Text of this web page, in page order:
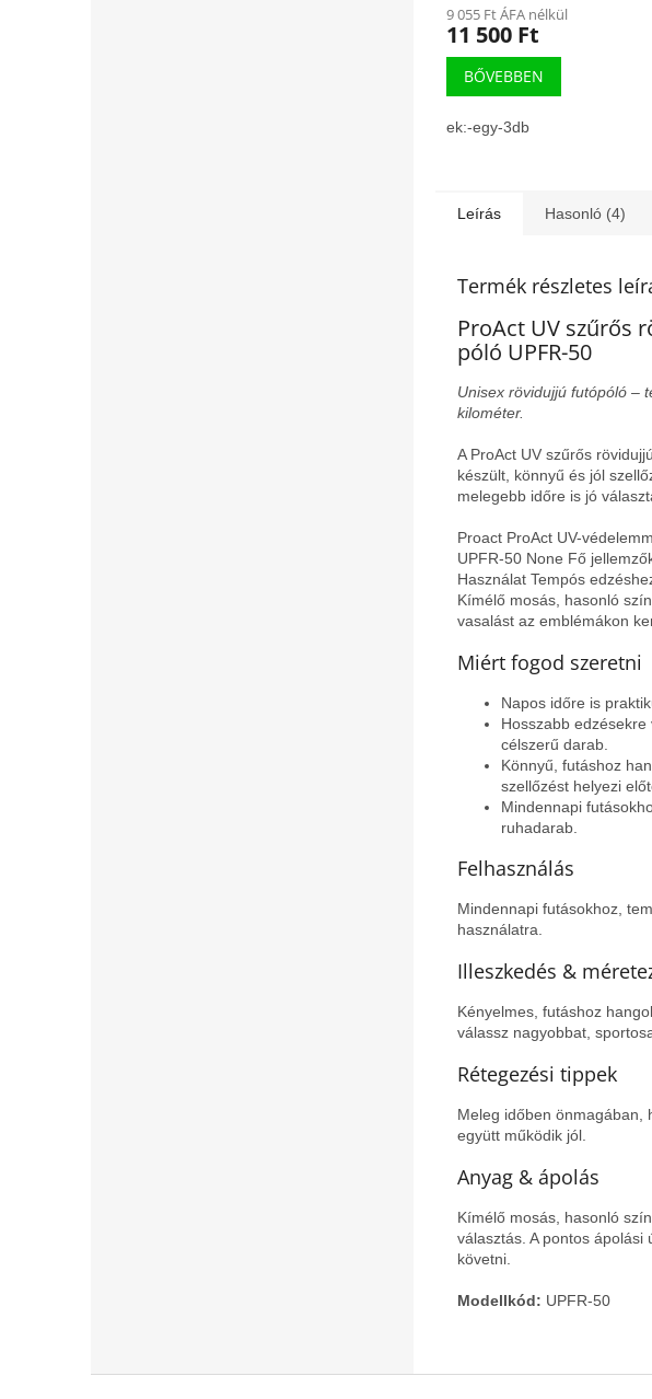
9 055 Ft ÁFA nélkül
11 500 Ft
BŐVEBBEN
ek:-egy-3db
Leírás Hasonló (4)
Termék részletes
ProAct UV szűrős
póló UPFR-50
Unisex rövidujjú futópóló –
kilométer.
A ProAct UV szűrős
készült, könnyű és jól
melegebb időre is jó
Proact ProAct UV-
UPFR-50 None Fő
Használat Tempós
Kímélő mosás, hasonló
vasalást az emblémákon
Miért fogod szeretni
Napos időre is
Hosszabb
célszerű darab.
Könnyű, futáshoz
szellőzést helyezi
Mindennapi
ruhadarab.
Felhasználás
Mindennapi futásokhoz,
használatra.
Illeszkedés &
Kényelmes, futáshoz
válassz nagyobbat,
Rétegezési tippek
Meleg időben önmagában,
együtt működik jól.
Anyag & ápolás
Kímélő mosás, hasonló
választás. A pontos
követni.
Modellkód: UPFR-50